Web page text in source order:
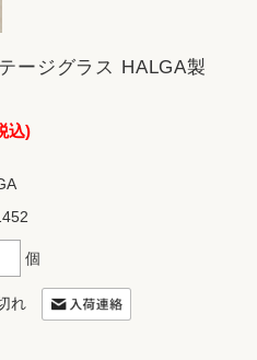
ージグラス HALGA製
込)
個
れ